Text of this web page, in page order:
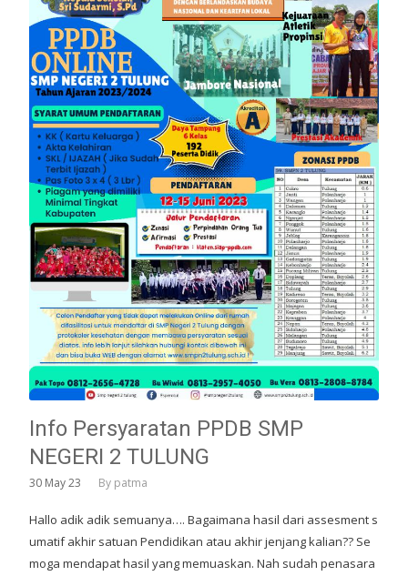
Info Persyaratan PPDB SMP
NEGERI 2 TULUNG
30 May 23 By patma
Hallo adik adik semuanya…. Bagaimana hasil dari assesment s
umatif akhir satuan Pendidikan atau akhir jenjang kalian?? Se
moga mendapat hasil yang memuaskan. Nah sudah penasara